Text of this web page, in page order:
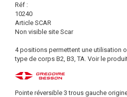
Réf :
10240
Article SCAR
Non visible site Scar
4 positions permettent une utilisation
type de corps B2, B3, TA. Voir le
Pointe réversible 3 trous gauche